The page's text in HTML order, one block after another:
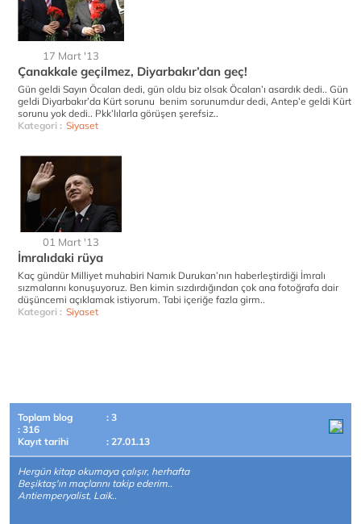
17 Mart '13
Çanakkale geçilmez, Diyarbakır’dan geç!
Gün geldi Sayın Öcalan dedi, gün oldu biz olsak Öcalan’ı asardık dedi.. Gün
geldi Diyarbakır’da Kürt sorunu benim sorunumdur dedi, Antep’e geldi Kürt
sorunu yok dedi.. Pkk’lılarla görüşen şerefsiz..
Kategori : Siyaset
01 Mart '13
İmralıdaki rüya
Kaç gündür Milliyet muhabiri Namık Durukan’nın haberleştirdiği İmralı
sızmalarını konuşuyoruz. Ben kimin sızdırdığından çok ana fotoğrafa dair
düşüncemi açıklamak istiyorum. Tabi içeriğe fazla girm..
Kategori : Siyaset
Toplam blog
: 3
: 316
Kayıt tarihi
: 27.01.13
Hergün kitap okumaya çalışır, herhafta
Beşiktaş'ın maçlarını takip ederim..
Antiemperyalist, Laik..